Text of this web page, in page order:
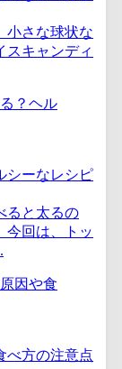
小さな球状な
スキャンディ
シーなレシピ
ると太るの
今回は、トッ
べ方の注意点